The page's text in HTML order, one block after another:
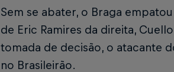
Sem se abater, o Braga
de Eric Ramires da direita,
tomada de decisão, o atacante
no Brasileirão.